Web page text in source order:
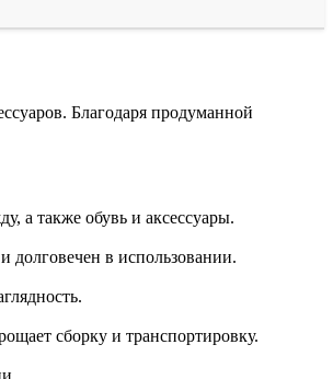
Благодаря продуманной
а также обувь и аксессуары.
в использовании.
сборку и транспортировку.